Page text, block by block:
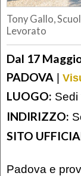
Tony Gallo,
Levorato
Dal 17
PADOVA |
LUOGO: Sedi
INDIRIZZO:
SITO
Padova e